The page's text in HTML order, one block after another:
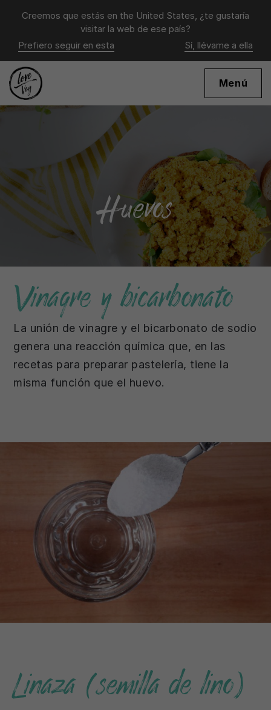
Creemos que estás en the United States, ¿te gustaría
visitar la web de ese país?
Prefiero seguir en esta
Sí, llévame a ella
Menú
HuevosHuevos
Vinagre y bicarbonato
La unión de vinagre y el bicarbonato de sodio
genera una reacción química que, en las
recetas para preparar pastelería, tiene la
misma función que el huevo.
Linaza (semilla de lino)